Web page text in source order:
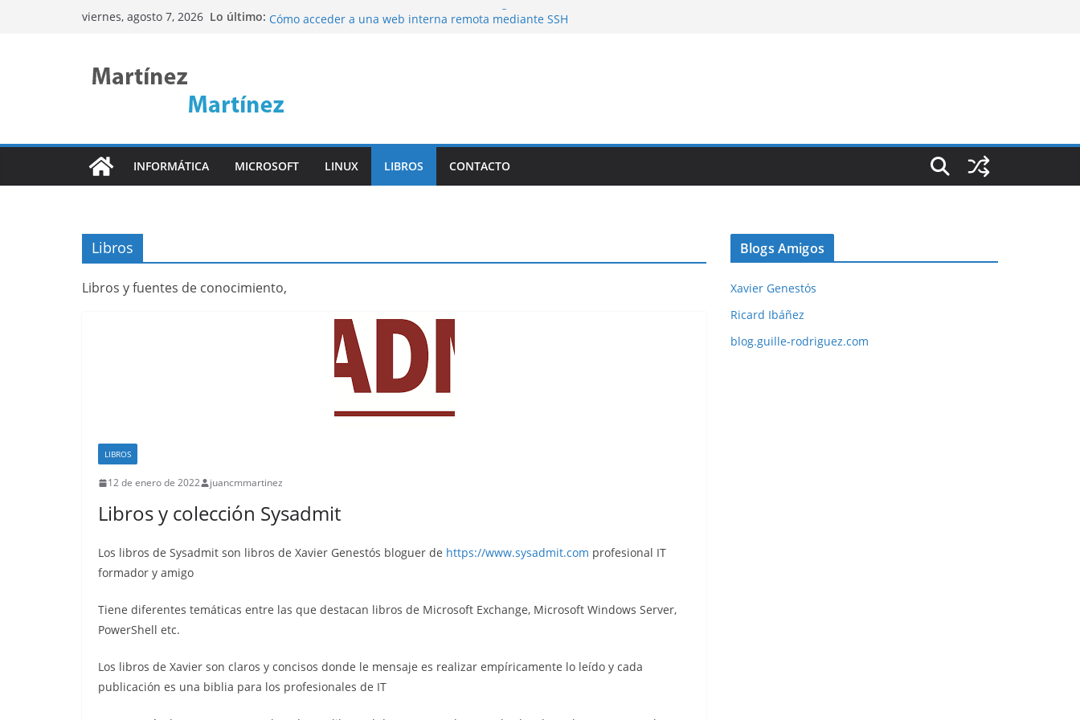
viernes, agosto 7, 2026 Lo último:
Problemas DHCP latencias de mas de 50 segundos
Cómo acceder a una web interna remota mediante SSH
Linux Rsync
INFORMÁTICA MICROSOFT LINUX LIBROS CONTACTO
Libros
Libros y fuentes de conocimiento,
LIBROS
12 de enero de 2022 juancmmartinez
Libros y colección Sysadmit
Los libros de Sysadmit son libros de Xavier Genestós bloguer de https://www.sysadmit.com profesional IT
formador y amigo
Tiene diferentes temáticas entre las que destacan libros de Microsoft Exchange, Microsoft Windows Server,
PowerShell etc.
Los libros de Xavier son claros y concisos donde le mensaje es realizar empíricamente lo leído y cada
publicación es una biblia para los profesionales de IT
Blogs Amigos
Xavier Genestós
Ricard Ibáñez
blog.guille-rodriguez.com